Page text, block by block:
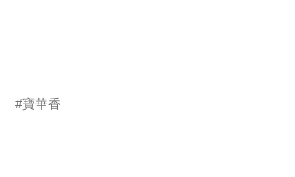
寶華香